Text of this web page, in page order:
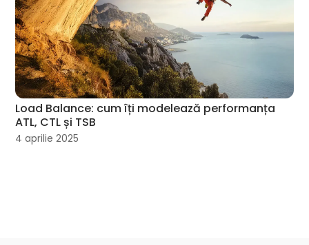
Load Balance: cum îți modelează performanța
ATL, CTL și TSB
4 aprilie 2025